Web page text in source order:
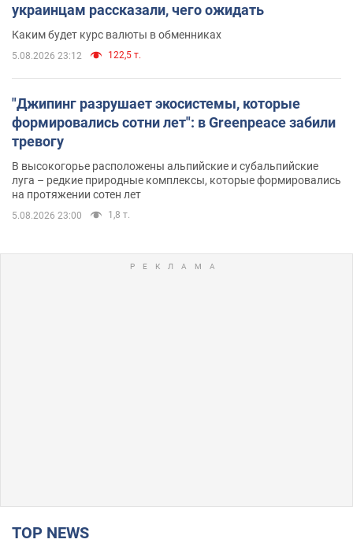
украинцам рассказали, чего ожидать
Каким будет курс валюты в обменниках
5.08.2026 23:12 122,5 т.
"Джипинг разрушает экосистемы, которые
формировались сотни лет": в Greenpeace забили
тревогу
В высокогорье расположены альпийские и субальпийские
луга – редкие природные комплексы, которые формировались
на протяжении сотен лет
5.08.2026 23:00 1,8 т.
TOP NEWS